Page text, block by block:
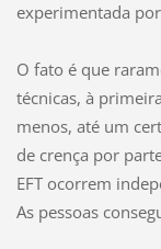
experimentada
O fato é que
técnicas, à
menos, até um
de crença por
EFT ocorrem
As pessoas